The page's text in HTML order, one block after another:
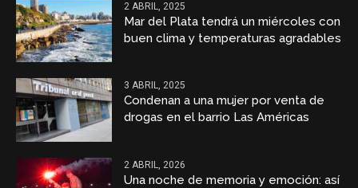
2 ABRIL, 2025
Mar del Plata tendrá un miércoles con
buen clima y temperaturas agradables
3 ABRIL, 2025
Condenan a una mujer por venta de
drogas en el barrio Las Américas
2 ABRIL, 2026
Una noche de memoria y emoción: así